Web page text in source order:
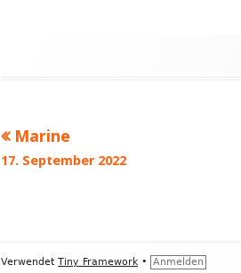
Beitragsnavigation
Marine
17. September 2022
Footer
Verwendet Tiny Framework • Anmelden